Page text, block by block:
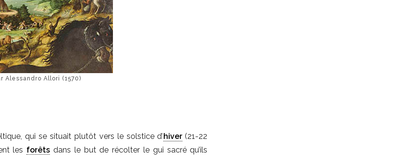
Alessandro Allori (1570)
qui se situait plutôt vers le solstice d’hiver(21-22
les forêts dans le but de récolter le gui sacré qu’ils